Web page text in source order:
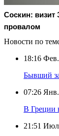
Соскин:
провалом
Новости по
18:16
Бывший
07:26
В Греции
21:51